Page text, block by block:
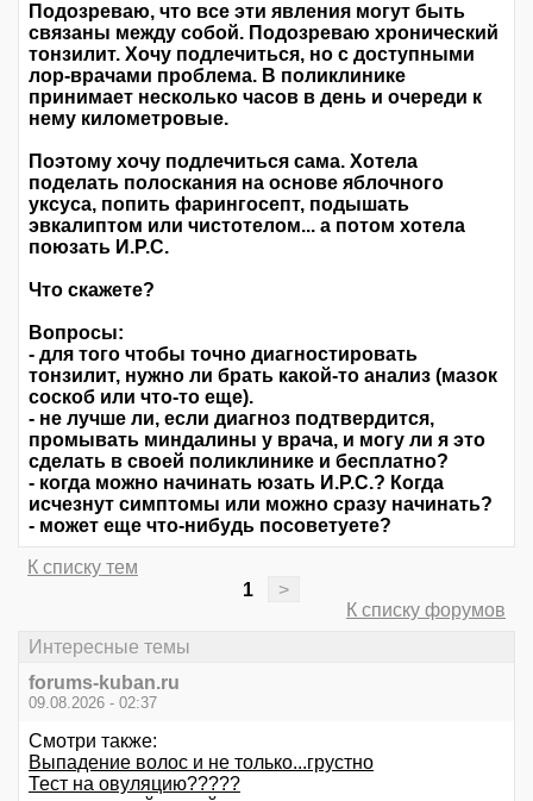
Подозреваю, что все эти явления могут быть
связаны между собой. Подозреваю хронический
тонзилит. Хочу подлечиться, но с доступными
лор-врачами проблема. В поликлинике
принимает несколько часов в день и очереди к
нему километровые.
Поэтому хочу подлечиться сама. Хотела
поделать полоскания на основе яблочного
уксуса, попить фарингосепт, подышать
эвкалиптом или чистотелом... а потом хотела
поюзать И.Р.С.
Что скажете?
Вопросы:
- для того чтобы точно диагностировать
тонзилит, нужно ли брать какой-то анализ (мазок
соскоб или что-то еще).
- не лучше ли, если диагноз подтвердится,
промывать миндалины у врача, и могу ли я это
сделать в своей поликлинике и бесплатно?
- когда можно начинать юзать И.Р.С.? Когда
исчезнут симптомы или можно сразу начинать?
- может еще что-нибудь посоветуете?
К списку тем
1
>
К списку форумов
Интересные темы
forums-kuban.ru
09.08.2026 - 02:37
Смотри также:
Выпадение волос и не только...грустно
Тест на овуляцию?????